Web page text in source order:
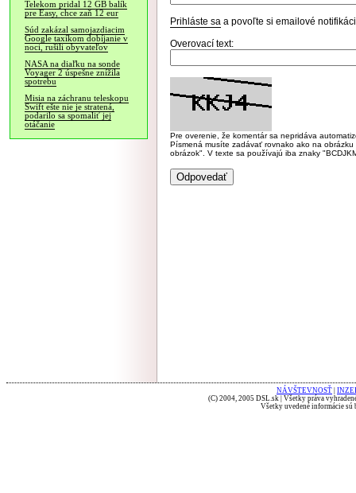
Telekom pridal 12 GB balík
pre Easy, chce zaň 12 eur
Súd zakázal samojazdiacim
Google taxíkom dobíjanie v
noci, rušili obyvateľov
NASA na diaľku na sonde
Voyager 2 úspešne znížila
spotrebu
Misia na záchranu teleskopu
Swift ešte nie je stratená,
podarilo sa spomaliť jej
otáčanie
Prihláste sa a povoľte si emailové
Overovací text:
Pre overenie, že komentár sa nepridáva
Písmená musíte zadávať rovnako ako na
obrázok". V texte sa používajú iba znaky
NÁVŠTEVNOSŤ
(C) 2004, 2005 DSL.sk | Všetky práva
Všetky uvedené informácie sú